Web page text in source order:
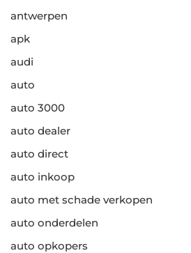
antwerpen
apk
audi
auto
auto 3000
auto dealer
auto direct
auto inkoop
auto met schade verkopen
auto onderdelen
auto opkopers